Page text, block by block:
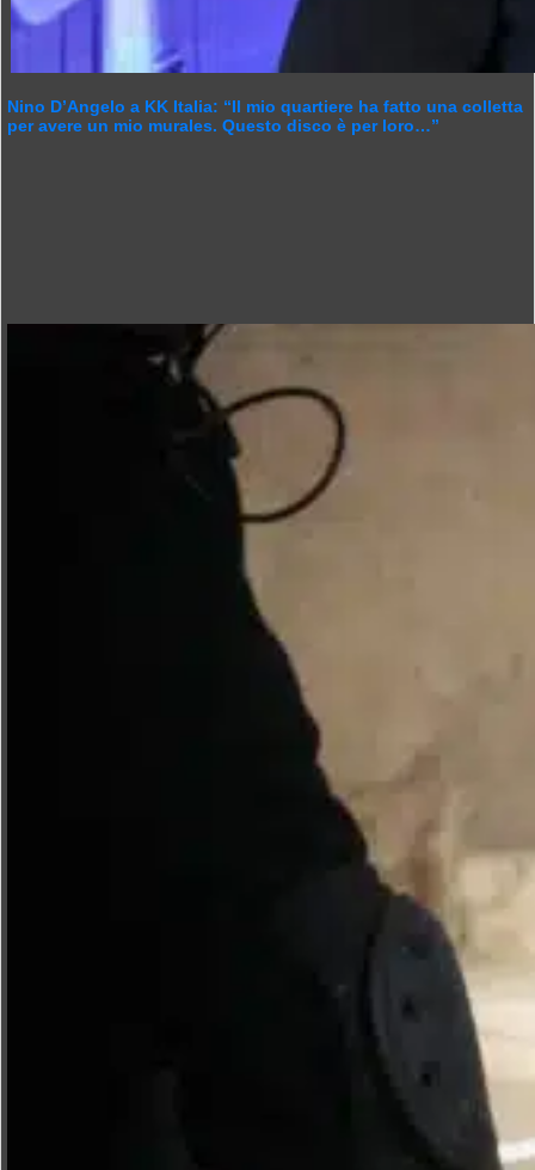
Nino D’Angelo a KK Italia: “Il mio quartiere ha fatto una colletta
per avere un mio murales. Questo disco è per loro…”